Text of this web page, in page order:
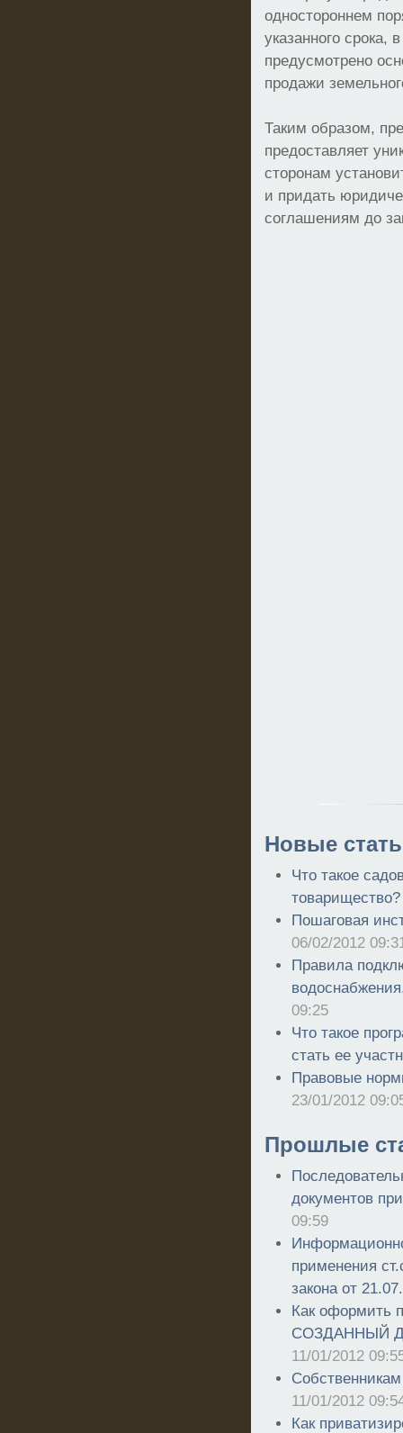
одностороннем
указанного срока,
предусмотрено
продажи
Таким образом,
предоставляет
сторонам
и придать
соглашениям до
Новые
Что такое
Пошаговая
06/02/2012
Правила
09:25
Что такое
стать ее
Правовые
23/01/2012
Прошлые
документов
09:59
применения
закона от
Как оформить
СОЗДАННЫЙ
11/01/2012
11/01/2012
Как